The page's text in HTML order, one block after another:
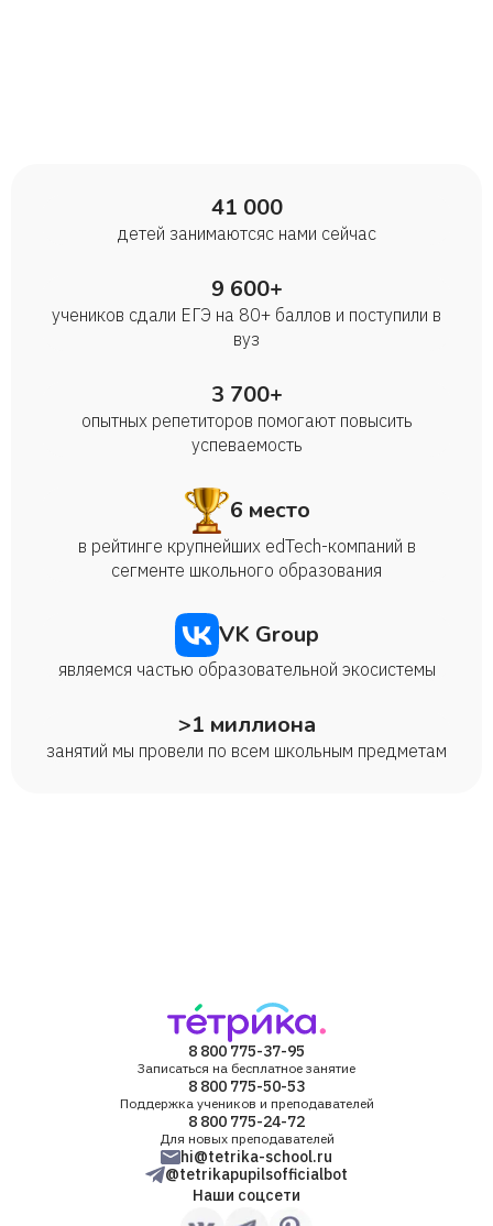
41 000
детей занимаются с нами сейчас
9 600+
учеников сдали ЕГЭ на 80+ баллов и поступили в
вуз
3 700+
опытных репетиторов помогают повысить
успеваемость
6 место
в рейтинге крупнейших edTech-компаний в
сегменте школьного образования
VK Group
являемся частью образовательной экосистемы
>1 миллиона
занятий мы провели по всем школьным предметам
8 800 775-37-95
Записаться на бесплатное занятие
8 800 775-50-53
Поддержка учеников и преподавателей
8 800 775-24-72
Для новых преподавателей
hi@tetrika-school.ru
@tetrikapupilsofficialbot
Наши соцсети